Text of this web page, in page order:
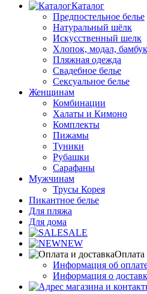
Каталог
Предпостельное белье
Натуральный шёлк
Искусственный шелк
Хлопок, модал, бамбук
Пляжная одежда
Свадебное белье
Сексуальное белье
Женщинам
Комбинации
Халаты и Кимоно
Комплекты
Пижамы
Туники
Рубашки
Сарафаны
Мужчинам
Трусы Корея
Пикантное белье
Для пляжа
Для дома
SALE
NEW
Оплата
Информация об
Информация о